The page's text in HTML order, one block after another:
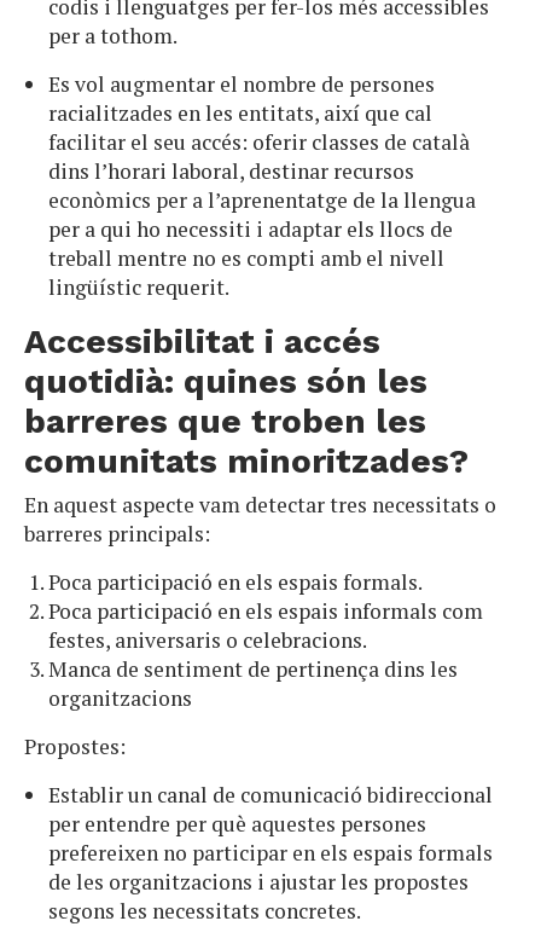
codis i llenguatges per fer-los més accessibles
per a tothom.
Es vol augmentar el nombre de persones
racialitzades en les entitats, així que cal
facilitar el seu accés: oferir classes de català
dins l’horari laboral, destinar recursos
econòmics per a l’aprenentatge de la llengua
per a qui ho necessiti i adaptar els llocs de
treball mentre no es compti amb el nivell
lingüístic requerit.
Accessibilitat i accés
quotidià: quines són les
barreres que troben les
comunitats minoritzades?
En aquest aspecte vam detectar tres necessitats o
barreres principals:
Poca participació en els espais formals.
Poca participació en els espais informals com
festes, aniversaris o celebracions.
Manca de sentiment de pertinença dins les
organitzacions
Propostes:
Establir un canal de comunicació bidireccional
per entendre per què aquestes persones
prefereixen no participar en els espais formals
de les organitzacions i ajustar les propostes
segons les necessitats concretes.